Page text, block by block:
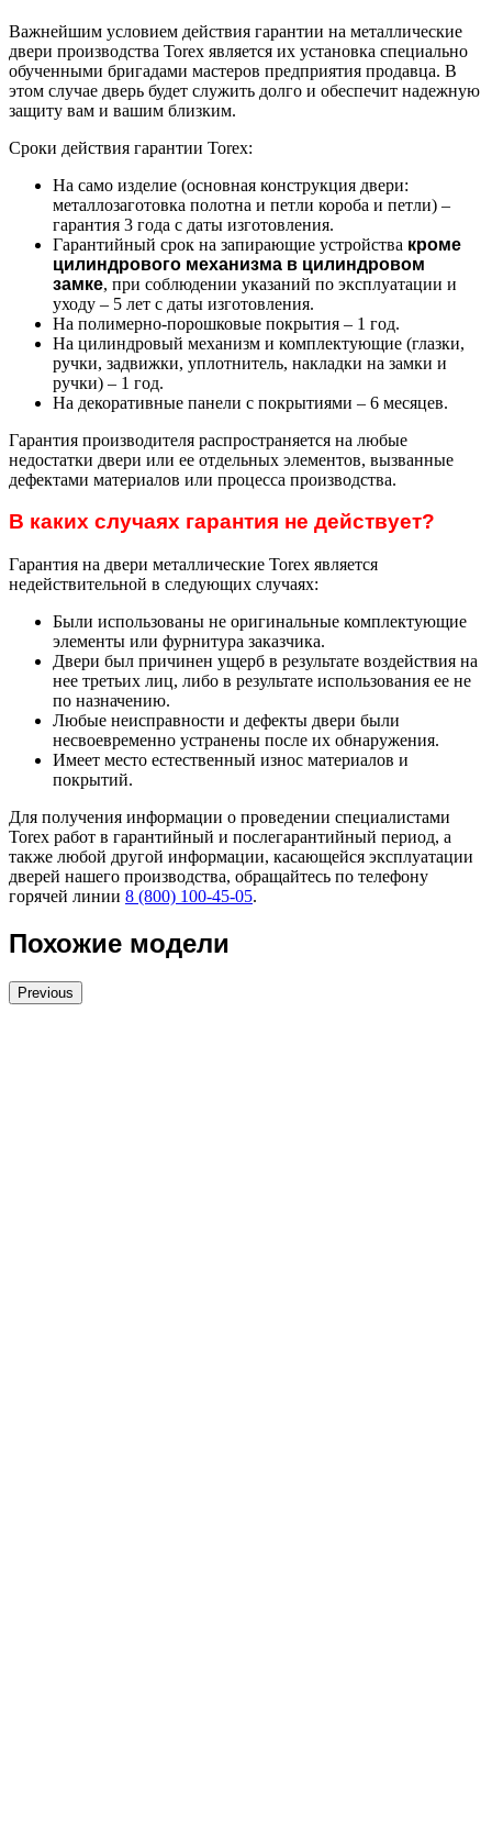
Важнейшим условием действия гарантии на металлические
двери производства Torex является их установка специально
обученными бригадами мастеров предприятия продавца. В
этом случае дверь будет служить долго и обеспечит надежную
защиту вам и вашим близким.
Сроки действия гарантии Torex:
На само изделие (основная конструкция двери:
металлозаготовка полотна и петли короба и петли) –
гарантия 3 года с даты изготовления.
Гарантийный срок на запирающие устройства кроме
цилиндрового механизма в цилиндровом
замке, при соблюдении указаний по эксплуатации и
уходу – 5 лет с даты изготовления.
На полимерно-порошковые покрытия – 1 год.
На цилиндровый механизм и комплектующие (глазки,
ручки, задвижки, уплотнитель, накладки на замки и
ручки) – 1 год.
На декоративные панели с покрытиями – 6 месяцев.
Гарантия производителя распространяется на любые
недостатки двери или ее отдельных элементов, вызванные
дефектами материалов или процесса производства.
В каких случаях гарантия не действует?
Гарантия на двери металлические Torex является
недействительной в следующих случаях:
Были использованы не оригинальные комплектующие
элементы или фурнитура заказчика.
Двери был причинен ущерб в результате воздействия на
нее третьих лиц, либо в результате использования ее не
по назначению.
Любые неисправности и дефекты двери были
несвоевременно устранены после их обнаружения.
Имеет место естественный износ материалов и
покрытий.
Для получения информации о проведении специалистами
Torex работ в гарантийный и послегарантийный период, а
также любой другой информации, касающейся эксплуатации
дверей нашего производства, обращайтесь по телефону
горячей линии 8 (800) 100-45-05.
Похожие модели
Previous